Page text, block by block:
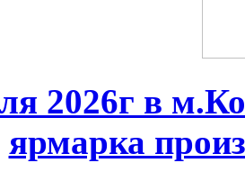
2026г в
ярмарка